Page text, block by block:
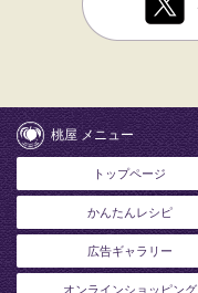
桃屋 メニュー
トップページ
かんたんレシピ
広告ギャラリー
オンラインショッピング